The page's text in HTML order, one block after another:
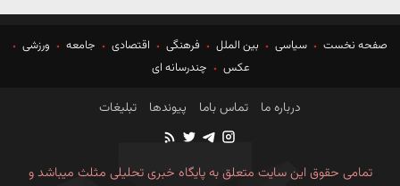
صفحه نخست سیاسی بین الملل فرهنگی اقتصادی جامعه
ورزشی
عکس
چندرسانه ای
درباره ما تماس باما پیوندها تبلیغات
تمامی حقوق این سایت متعلق به پایگاه خبری تحلیلی مثلث میباشد و